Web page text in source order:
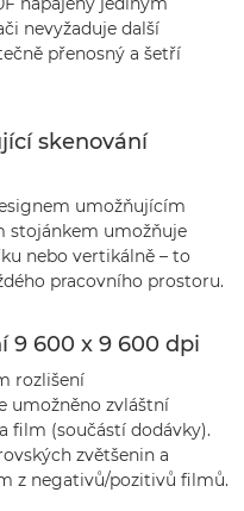
nevyžaduje další
přenosný a šetří
skenování
umožňujícím
stojánkem umožňuje
nebo vertikálně – to
pracovního prostoru.
9 600 x 9 600 dpi
rozlišení
umožněno zvláštní
film (součástí dodávky).
zvětšenin a
z negativů/pozitivů filmů.